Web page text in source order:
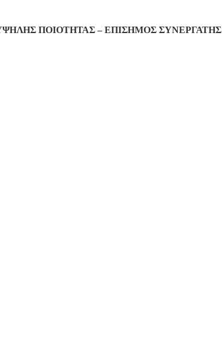
ΠΟΙΟΤΗΤΑΣ – ΕΠΙΣΗΜΟΣ ΣΥΝΕΡΓΑΤΗΣ